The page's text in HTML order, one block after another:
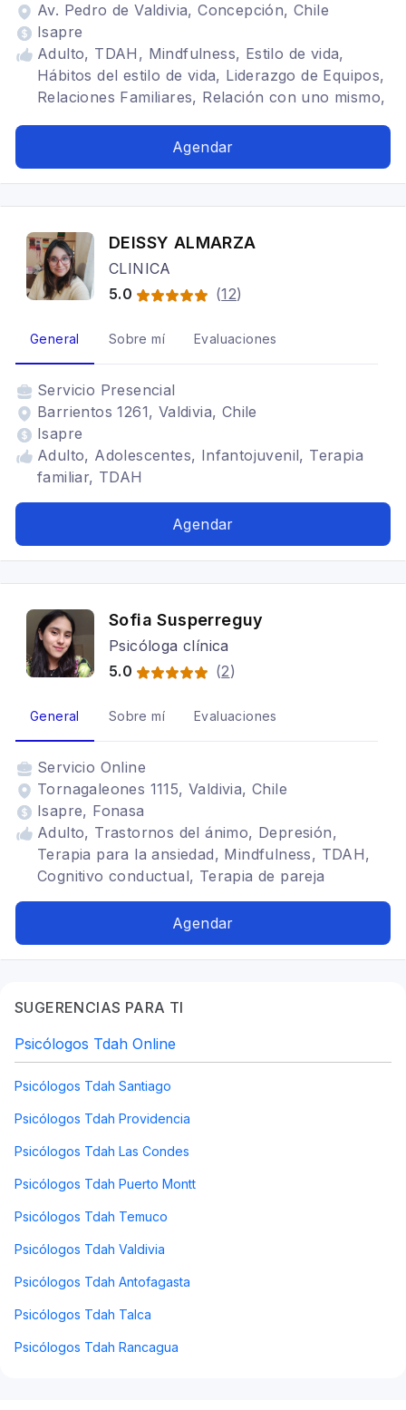
Av. Pedro de Valdivia, Concepción, Chile
Isapre
Adulto, TDAH, Mindfulness, Estilo de vida,
Hábitos del estilo de vida, Liderazgo de Equipos,
Relaciones Familiares, Relación con uno mismo,
Agendar
DEISSY ALMARZA
CLINICA
5.0
(12)
General Sobre mí Evaluaciones
Servicio Presencial
Barrientos 1261, Valdivia, Chile
Isapre
Adulto, Adolescentes, Infantojuvenil, Terapia
familiar, TDAH
Agendar
Sofia Susperreguy
Psicóloga clínica
5.0
(2)
General Sobre mí Evaluaciones
Servicio Online
Tornagaleones 1115, Valdivia, Chile
Isapre, Fonasa
Adulto, Trastornos del ánimo, Depresión,
Terapia para la ansiedad, Mindfulness, TDAH,
Cognitivo conductual, Terapia de pareja
Agendar
SUGERENCIAS PARA TI
Psicólogos Tdah Online
Psicólogos Tdah Santiago
Psicólogos Tdah Providencia
Psicólogos Tdah Las Condes
Psicólogos Tdah Puerto Montt
Psicólogos Tdah Temuco
Psicólogos Tdah Valdivia
Psicólogos Tdah Antofagasta
Psicólogos Tdah Talca
Psicólogos Tdah Rancagua